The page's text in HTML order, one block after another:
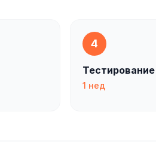
4
Тестирование
1 нед